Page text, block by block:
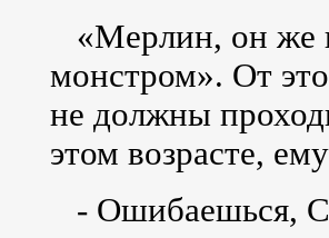
«Мерлин, он же
монстром». От
не должны
этом возрасте,
- Ошибаешься,